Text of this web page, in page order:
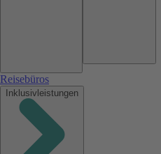
Reisebüros
Inklusivleistungen